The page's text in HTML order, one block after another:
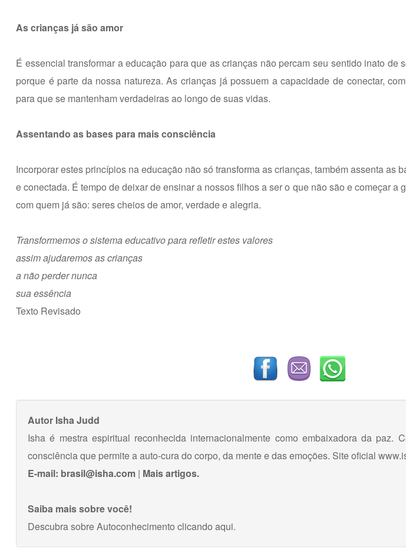
As crianças já são amor
É essencial transformar a educação para que as crianças não percam seu sentido inato de
porque é parte da nossa natureza. As crianças já possuem a capacidade de conectar,
para que se mantenham verdadeiras ao longo de suas vidas.
Assentando as bases para mais consciência
Incorporar estes princípios na educação não só transformaas crianças, também assenta as
e conectada. É tempo de deixar de ensinar a nossos filhos a ser o que não são e começar a
com quem já são: seres cheios de amor, verdade e alegria.
Transformemos o sistema educativo para refletir estes valores
assim ajudaremos as crianças
a não perder nunca
sua essência
Texto Revisado
Autor Isha Judd
Isha é mestra espiritual reconhecida internacionalmente como embaixadora da paz.
consciência que permite a auto-cura do corpo, da mente e das emoções. Site oficial
E-mail: brasil@isha.com | Mais artigos.
Saiba mais sobre você!
Descubra sobre Autoconhecimento clicando aqui.